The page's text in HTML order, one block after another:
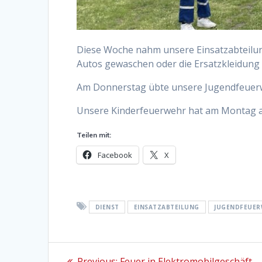
Diese Woche nahm unsere
Autos gewaschen oder die
Am Donnerstag übte unsere
Unsere Kinderfeuerwehr hat am Montag
Teilen mit:
Facebook X
DIENST EINSATZABTEILUNG
Beitragsnavigation